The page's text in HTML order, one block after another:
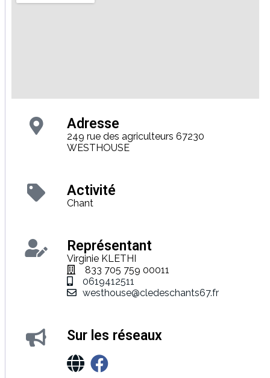
Adresse
249 rue des agriculteurs 67230
WESTHOUSE
Activité
Chant
Représentant
Virginie KLETHI
833 705 759 00011
0619412511
westhouse@cledeschants67.fr
Sur les réseaux